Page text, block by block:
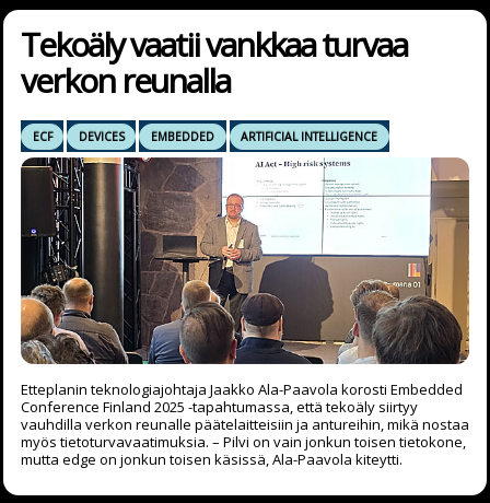
Tekoäly vaatii vankkaa turvaa
verkon reunalla
ECF DEVICES EMBEDDED ARTIFICIAL INTELLIGENCE
Etteplanin teknologiajohtaja Jaakko Ala-Paavola korosti Embedded
Conference Finland 2025 -tapahtumassa, että tekoäly siirtyy
vauhdilla verkon reunalle päätelaitteisiin ja antureihin, mikä nostaa
myös tietoturvavaatimuksia. – Pilvi on vain jonkun toisen tietokone,
mutta edge on jonkun toisen käsissä, Ala-Paavola kiteytti.